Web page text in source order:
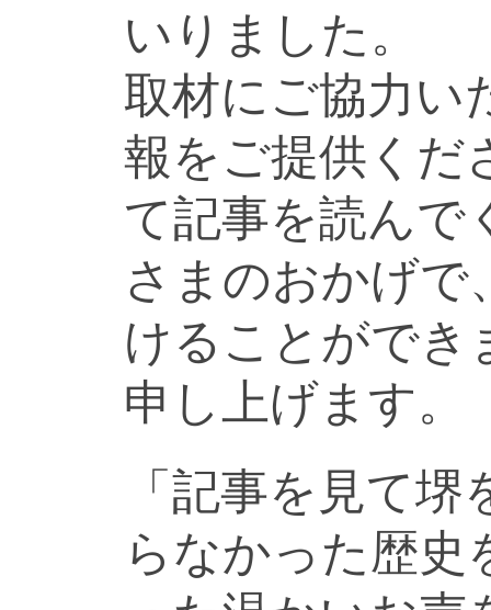
いりました。
取材にご協力い
報をご提供くだ
て記事を読んで
さまのおかげで
けることができ
申し上げます。
「記事を見て
らなかった歴史